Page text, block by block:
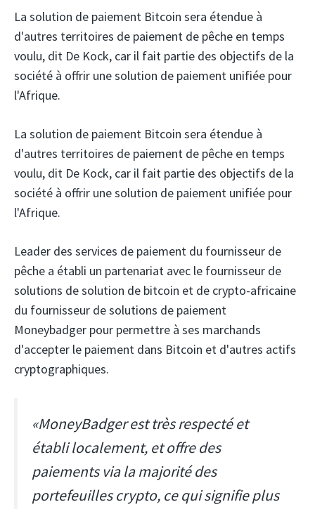
La solution de paiement Bitcoin sera étendue à
d'autres territoires de paiement de pêche en temps
voulu, dit De Kock, car il fait partie des objectifs de la
société à offrir une solution de paiement unifiée pour
l'Afrique.
La solution de paiement Bitcoin sera étendue à
d'autres territoires de paiement de pêche en temps
voulu, dit De Kock, car il fait partie des objectifs de la
société à offrir une solution de paiement unifiée pour
l'Afrique.
Leader des services de paiement du fournisseur de
pêche a établi un partenariat avec le fournisseur de
solutions de solution de bitcoin et de crypto-africaine
du fournisseur de solutions de paiement
Moneybadger pour permettre à ses marchands
d'accepter le paiement dans Bitcoin et d'autres actifs
cryptographiques.
«MoneyBadger est très respecté et
établi localement, et offre des
paiements via la majorité des
portefeuilles crypto, ce qui signifie plus